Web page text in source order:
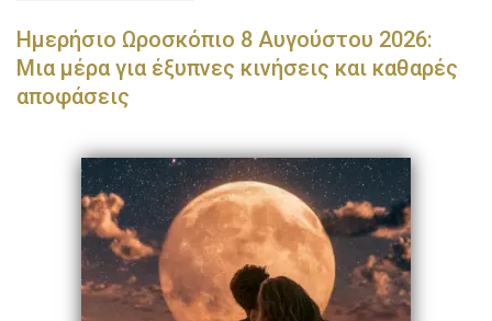
Ημερήσιο Ωροσκόπιο 8 Αυγούστου 2026:
Μια μέρα για έξυπνες κινήσεις και καθαρές
αποφάσεις